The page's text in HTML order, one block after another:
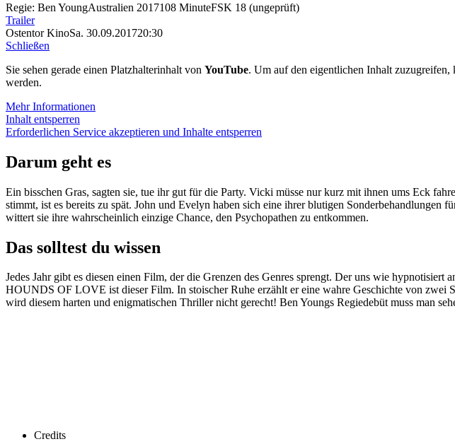
Regie: Ben YoungAustralien 2017108 MinuteFSK 18 (ungeprüft)
Trailer
Ostentor KinoSa. 30.09.201720:30
Schließen
Sie sehen gerade einen Platzhalterinhalt von YouTube. Um auf den eigentlichen Inhalt zuzugreifen,
werden.
Mehr Informationen
Inhalt entsperren
Erforderlichen Service akzeptieren und Inhalte entsperren
Darum geht es
Ein bisschen Gras, sagten sie, tue ihr gut für die Party. Vicki müsse nur kurz mit ihnen ums Eck
stimmt, ist es bereits zu spät. John und Evelyn haben sich eine ihrer blutigen
wittert sie ihre wahrscheinlich einzige Chance, den Psychopathen zu entkommen.
Das solltest du wissen
Jedes Jahr gibt es diesen einen Film, der die Grenzen des Genres sprengt. Der uns wie
HOUNDS OF LOVE ist dieser Film. In stoischer Ruhe erzählt er eine wahre Geschichte von zwei
wird diesem harten und enigmatischen Thriller nicht gerecht! Ben Youngs Regiedebüt muss man
Credits